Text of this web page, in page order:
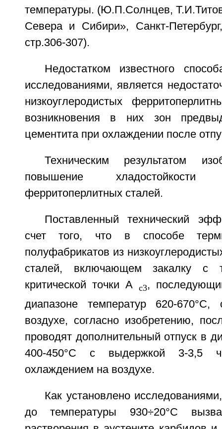
температуры. (Ю.П.Солнцев,
Севера и Сибири», Санкт-
стр.306-307).
Недостатком известного
исследованиями, является
низкоуглеродистых
возникновения в них зон
цементита при охлаждении после
Техническим результатом
повышение хладостойкости
ферритоперлитных сталей.
Поставленный технический
счет того, что в способе
полуфабрикатов из
сталей, включающем закалку с
критической точки А с3,
диапазоне температур 620-
воздухе, согласно изобретению,
проводят дополнительный отпуск в
400-450°С с выдержкой 3-3,5
охлаждением на воздухе.
Как установлено
до температуры 930÷20°С